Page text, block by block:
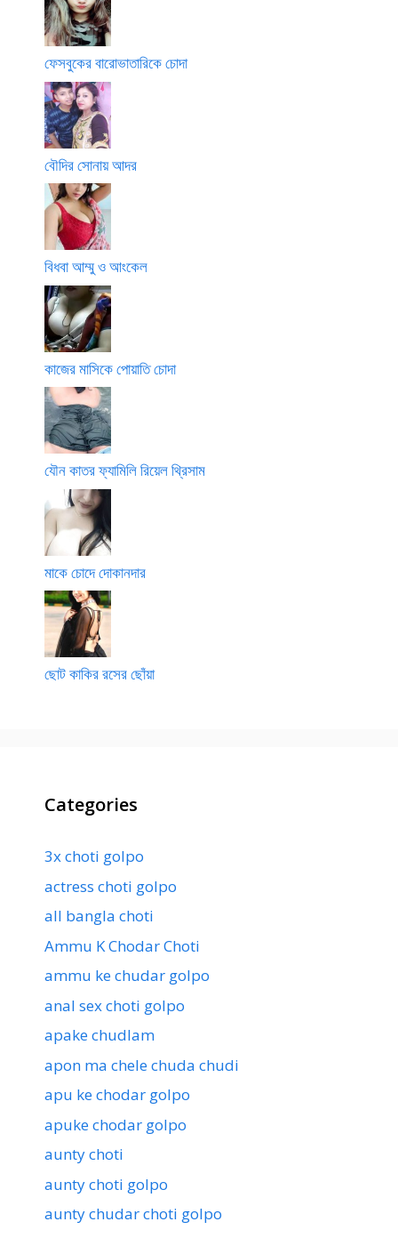
ফেসবুকের বারোভাতারিকে চোদা
বৌদির সোনায় আদর
বিধবা আম্মু ও আংকেল
কাজের মাসিকে পোয়াতি চোদা
যৌন কাতর ফ্যামিলি রিয়েল থ্রিসাম
মাকে চোদে দোকানদার
ছোট কাকির রসের ছোঁয়া
Categories
3x choti golpo
actress choti golpo
all bangla choti
Ammu K Chodar Choti
ammu ke chudar golpo
anal sex choti golpo
apake chudlam
apon ma chele chuda chudi
apu ke chodar golpo
apuke chodar golpo
aunty choti
aunty choti golpo
aunty chudar choti golpo